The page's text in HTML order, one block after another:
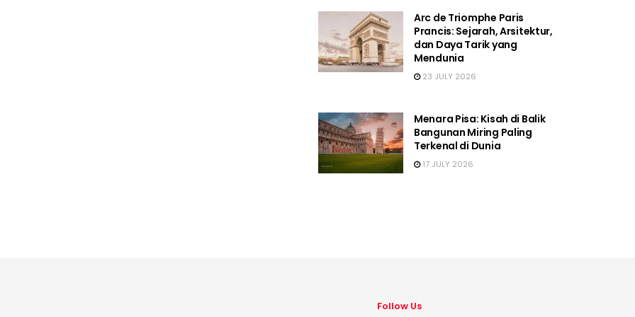
Arc de Triomphe Paris
Prancis: Sejarah, Arsitektur,
dan Daya Tarik yang
Mendunia
23 JULY 2026
Menara Pisa: Kisah di Balik
Bangunan Miring Paling
Terkenal di Dunia
17 JULY 2026
Follow Us